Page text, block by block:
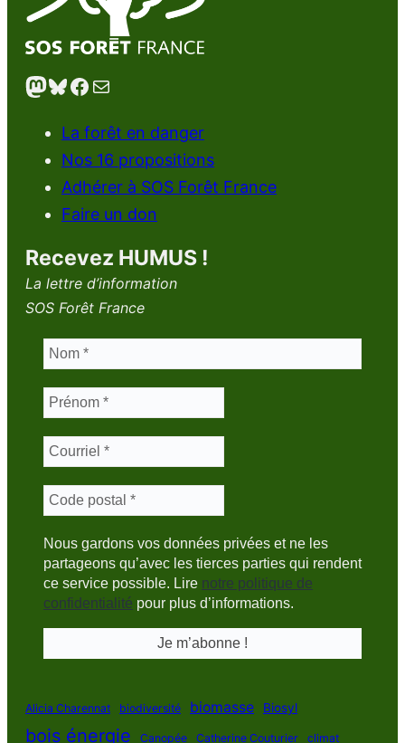
Mastodon Bluesky Facebook E-mail
La forêt en danger
Nos 16 propositions
Adhérer à SOS Forêt France
Faire un don
Recevez HUMUS !
La lettre d’information
SOS Forêt France
Nous gardons vos données privées et ne les
partageons qu’avec les tierces parties qui rendent
ce service possible. Lire notre politique de
confidentialité pour plus d’informations.
Alicia Charennat biodiversité biomasse Biosyl
bois énergie Canopée Catherine Couturier climat